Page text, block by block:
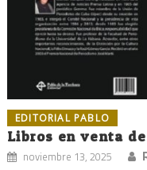
EDITORIAL PABLO
Libros en venta
noviembre 13, 2025